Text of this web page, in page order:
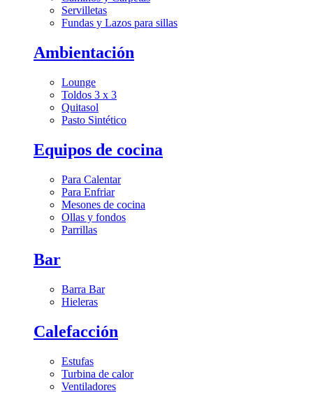
Servilletas
Fundas y Lazos para sillas
Ambientación
Lounge
Toldos 3 x 3
Quitasol
Pasto Sintético
Equipos de cocina
Para Calentar
Para Enfriar
Mesones de cocina
Ollas y fondos
Parrillas
Bar
Barra Bar
Hieleras
Calefacción
Estufas
Turbina de calor
Ventiladores